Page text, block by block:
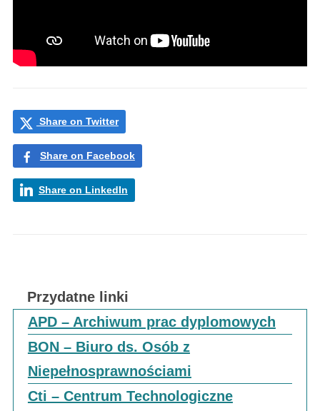
Share on Twitter
Share on Facebook
Share on LinkedIn
Przydatne linki
APD – Archiwum prac dyplomowych
BON – Biuro ds. Osób z
Niepełnosprawnościami
Cti – Centrum Technologiczne